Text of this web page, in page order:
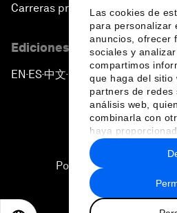
Las cookies de
para personalizar
anuncios, ofrecer
sociales y
compartimos
que haga del sitio
partners de redes
análisis web,
combinarla con
haya
recopilado a partir
hecho de sus
Carreras profesionales
Ediciones en otros idiomas
EN ▪ES▪中文▪ 日本語
Política de privacidad y
Sitemap